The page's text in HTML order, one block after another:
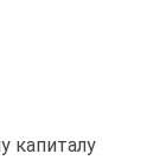
капиталу